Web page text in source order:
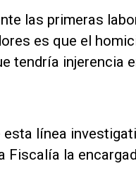
las primeras
es que el
tendría injerencia
línea
Fiscalía la